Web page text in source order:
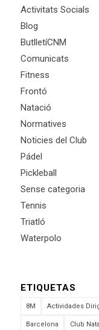
Activitats Socials
Blog
ButlletíCNM
Comunicats
Fitness
Frontó
Natació
Normatives
Noticies del Club
Pádel
Pickleball
Sense categoria
Tennis
Triatló
Waterpolo
ETIQUETAS
8M Actividades
Barcelona Club